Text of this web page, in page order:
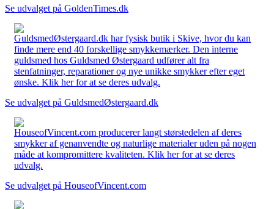
Se udvalget på GoldenTimes.dk
GuldsmedØstergaard.dk har fysisk butik i Skive, hvor du kan
finde mere end 40 forskellige smykkemærker. Den interne
guldsmed hos Guldsmed Østergaard udfører alt fra
stenfatninger, reparationer og nye unikke smykker efter eget
ønske. Klik her for at se deres udvalg.
Se udvalget på GuldsmedØstergaard.dk
HouseofVincent.com producerer langt størstedelen af deres
smykker af genanvendte og naturlige materialer uden på nogen
måde at kompromittere kvaliteten. Klik her for at se deres
udvalg.
Se udvalget på HouseofVincent.com